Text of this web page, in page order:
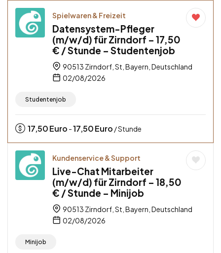
Spielwaren & Freizeit
Datensystem-Pfleger
(m/w/d) für Zirndorf – 17,50
€ / Stunde – Studentenjob
90513 Zirndorf, St, Bayern, Deutschland
02/08/2026
Studentenjob
17,50Euro -17,50Euro / Stunde
Kundenservice & Support
Live-Chat Mitarbeiter
(m/w/d) für Zirndorf – 18,50
€ / Stunde – Minijob
90513 Zirndorf, St, Bayern, Deutschland
02/08/2026
Minijob